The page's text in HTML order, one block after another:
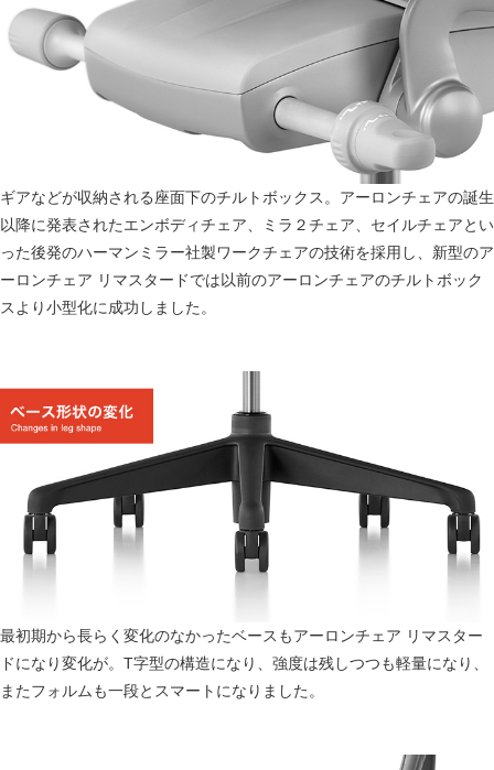
ギアなどが収納される座面下のチルトボックス。アーロンチェアの誕生
以降に発表されたエンボディチェア、ミラ２チェア、セイルチェアとい
った後発のハーマンミラー社製ワークチェアの技術を採用し、新型のア
ーロンチェア リマスタードでは以前のアーロンチェアのチルトボック
スより小型化に成功しました。
最初期から長らく変化のなかったベースもアーロンチェア リマスター
ドになり変化が。T字型の構造になり、強度は残しつつも軽量になり、
またフォルムも一段とスマートになりました。